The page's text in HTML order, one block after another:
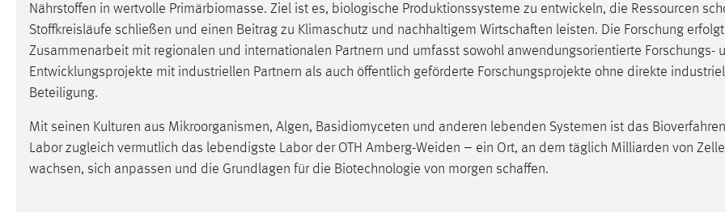
Nährstoffen in wertvolle Primärbiomasse. Ziel ist es, biologische Produktionssysteme zu entwickeln, die Ressourcen
Stoffkreisläufe schließen und einen Beitrag zu Klimaschutz und nachhaltigem Wirtschaften leisten. Die Forschung
Zusammenarbeit mit regionalen und internationalen Partnern und umfasst sowohl anwendungsorientierte Forschungs-
Entwicklungsprojekte mit industriellen Partnern als auch öffentlich geförderte Forschungsprojekte ohne direkte
Beteiligung.
Mit seinen Kulturen aus Mikroorganismen, Algen, Basidiomyceten und anderen lebenden Systemen ist das
Labor zugleich vermutlich das lebendigste Labor der OTH Amberg-Weiden – ein Ort, an dem täglich Milliarden von
wachsen, sich anpassen und die Grundlagen für die Biotechnologie von morgen schaffen.
Chat
Name:
MibewSessionID, MIBEW_UserID,
mibew_locale, mibew-chat-frame-style-
Zweck:
Wird benötigt um die Chatfunktion
nutzen zu können.
Cookie Laufzeit: MibewSessionID, mibew-chat-frame-